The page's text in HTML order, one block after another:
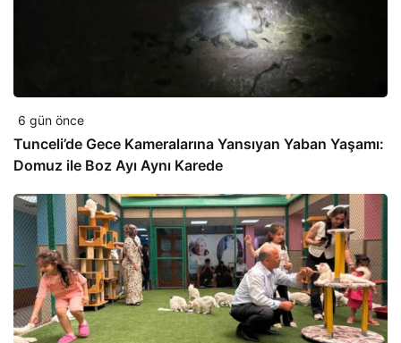
6 gün önce
Tunceli’de Gece Kameralarına Yansıyan Yaban Yaşamı:
Domuz ile Boz Ayı Aynı Karede